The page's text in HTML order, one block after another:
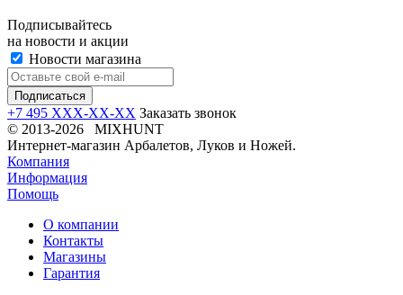
Подписывайтесь
на новости и акции
Новости магазина
+7 495 XXX-XX-XX Заказать звонок
© 2013-2026 MIXHUNT
Интернет-магазин Арбалетов, Луков и Ножей.
Компания
Информация
Помощь
О компании
Контакты
Магазины
Гарантия